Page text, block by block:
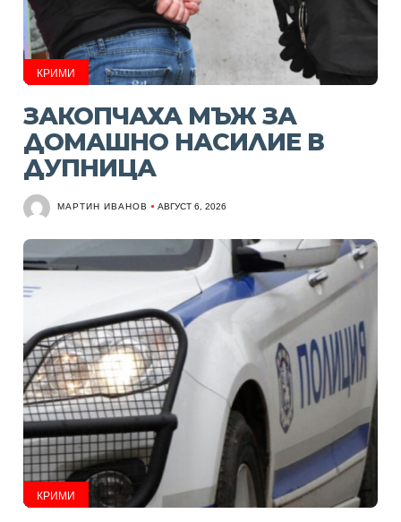
КРИМИ
ЗАКОПЧАХА МЪЖ ЗА
ДОМАШНО НАСИЛИЕ В
ДУПНИЦА
МАРТИН ИВАНОВ АВГУСТ 6, 2026
КРИМИ